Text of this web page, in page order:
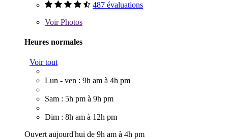
487 évaluations
VoirPhotos
Heures normales
Voir tout
Lun - ven : 9h am à 4h pm
Sam : 5h pm à 9h pm
Dim : 8h am à 12h pm
Ouvert aujourd'hui de 9h am à 4h pm